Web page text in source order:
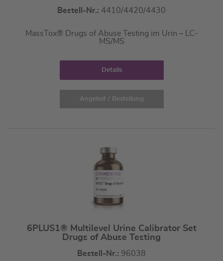
Bestell-Nr.: 4410/4420/4430
MassTox® Drugs of Abuse Testing im Urin – LC-
MS/MS
Details
Angebot / Bestellung
6PLUS1® Multilevel Urine Calibrator Set
Drugs of Abuse Testing
Bestell-Nr.: 96038